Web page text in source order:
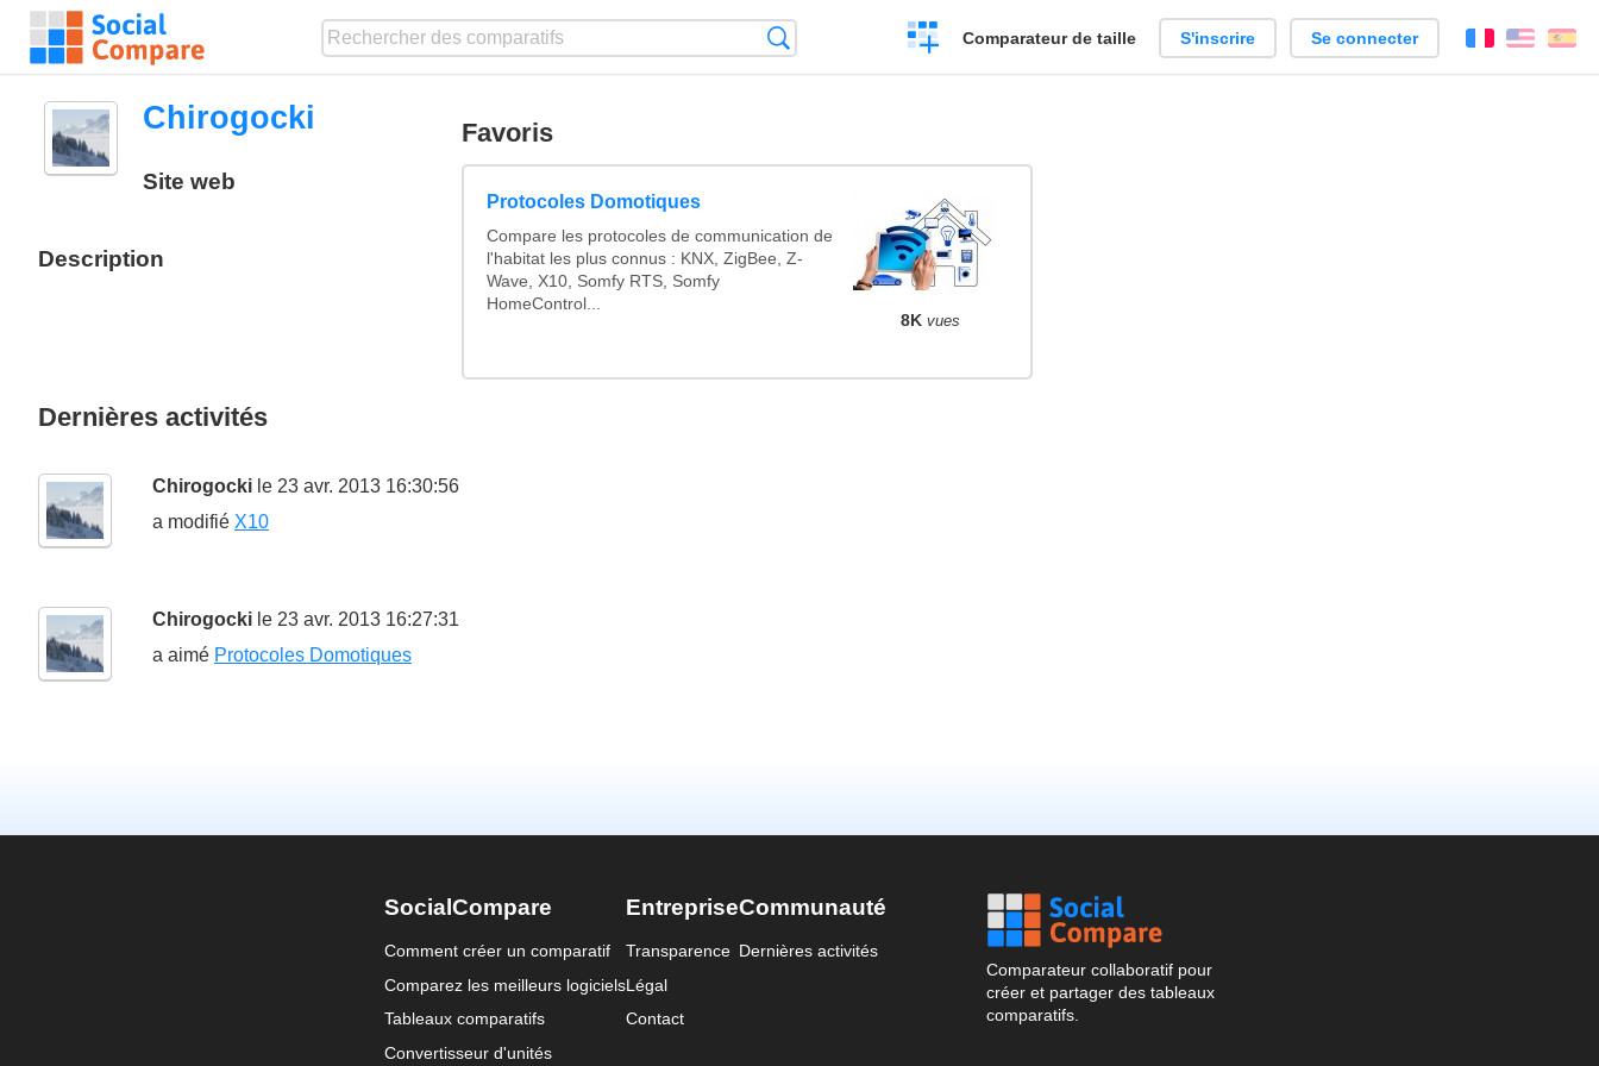
Créer
un
Comparateur de taille S'inscrire Se connecter FrançaisEnglish
Chirogocki
Site web
Description
Favoris
Protocoles Domotiques
Compare les protocoles de communication de
l'habitat les plus connus : KNX, ZigBee, Z-
Wave, X10, Somfy RTS, Somfy
HomeControl...
8K vues
Dernières activités
Chirogocki le 23 avr. 2013 16:30:56
a modifié X10
Chirogocki le 23 avr. 2013 16:27:31
a aimé Protocoles Domotiques
SocialCompare
Comment créer un comparatif
Comparez les meilleurs logiciels
Tableaux comparatifs
Convertisseur d'unités
Entreprise
Transparence
Légal
Contact
Communauté
Dernières activités
Comparateur collaboratif pour
créer et partager des tableaux
comparatifs.